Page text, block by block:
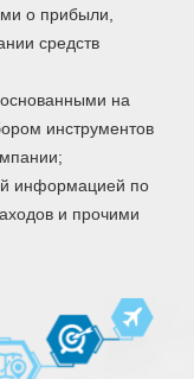
о прибыли,
средств
на
инструментов
информацией по
и прочими